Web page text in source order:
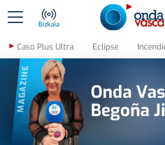
Bizkaia
Caso Plus Ultra Eclipse
MAGAZINE
Onda
Begoña